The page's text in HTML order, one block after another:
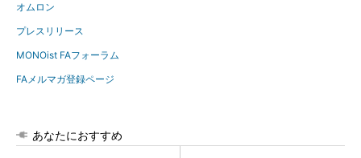
オムロン
プレスリリース
MONOist FAフォーラム
FAメルマガ登録ページ
あなたにおすすめ